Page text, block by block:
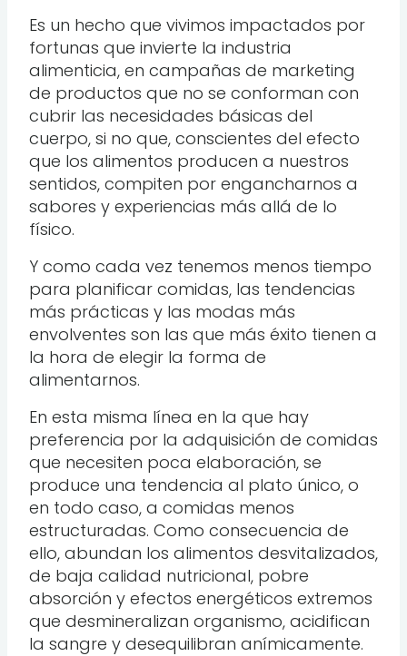
Es un hecho que vivimos impactados por
fortunas que invierte la industria
alimenticia, en campañas de marketing
de productos que no se conforman con
cubrir las necesidades básicas del
cuerpo, si no que, conscientes del efecto
que los alimentos producen a nuestros
sentidos, compiten por engancharnos a
sabores y experiencias más allá de lo
físico.
Y como cada vez tenemos menos tiempo
para planificar comidas, las tendencias
más prácticas y las modas más
envolventes son las que más éxito tienen a
la hora de elegir la forma de
alimentarnos.
En esta misma línea en la que hay
preferencia por la adquisición de comidas
que necesiten poca elaboración, se
produce una tendencia al plato único, o
en todo caso, a comidas menos
estructuradas. Como consecuencia de
ello, abundan los alimentos desvitalizados,
de baja calidad nutricional, pobre
absorción y efectos energéticos extremos
que desmineralizan organismo, acidifican
la sangre y desequilibran anímicamente.